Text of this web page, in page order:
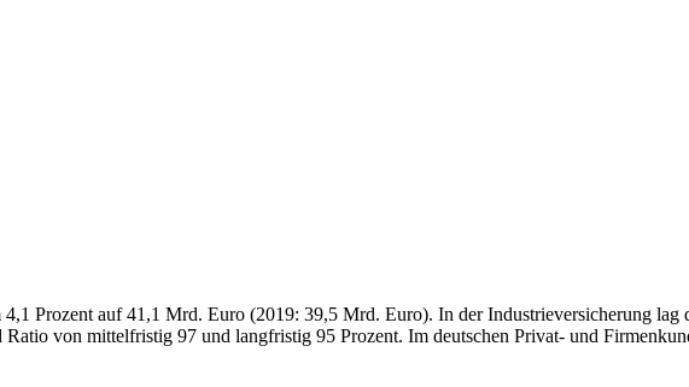
Prozent auf 41,1 Mrd. Euro (2019: 39,5 Mrd. Euro). In der Industrieversicherung lag
von mittelfristig 97 und langfristig 95 Prozent. Im deutschen Privat- und